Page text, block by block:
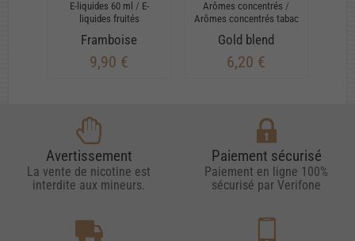
E-liquides 60 ml / E-
liquides fruités
Framboise
9,90 €
Arômes concentrés /
Arômes concentrés tabac
Gold blend
6,20 €
Avertissement
La vente de nicotine est
interdite aux mineurs.
Paiement sécurisé
Paiement en ligne 100%
sécurisé par Verifone